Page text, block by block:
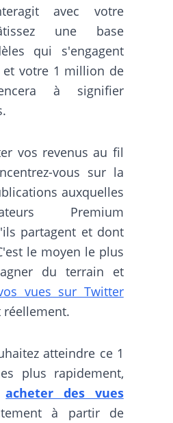
avec votre
une base
qui s'engagent
et votre 1 million de
à signifier
vos revenus au fil
vous sur la
auxquelles
Premium
partagent et dont
le moyen le plus
du terrain et
vues sur Twitter
atteindre ce 1
plus rapidement,
acheter des vues
à partir de